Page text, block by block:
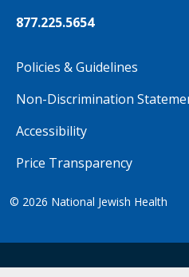
877.225.5654
Policies & Guidelines
Non-Discrimination
Accessibility
Price Transparency
© 2026 National Jewish Health